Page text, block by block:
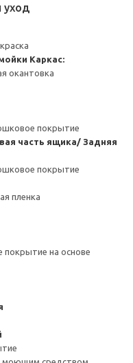
уход
Каркас:
окантовка
покрытие
часть ящика/ Задняя
покрытие
пленка
покрытие на основе